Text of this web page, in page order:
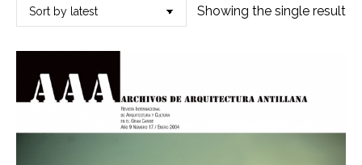
Showing the single result